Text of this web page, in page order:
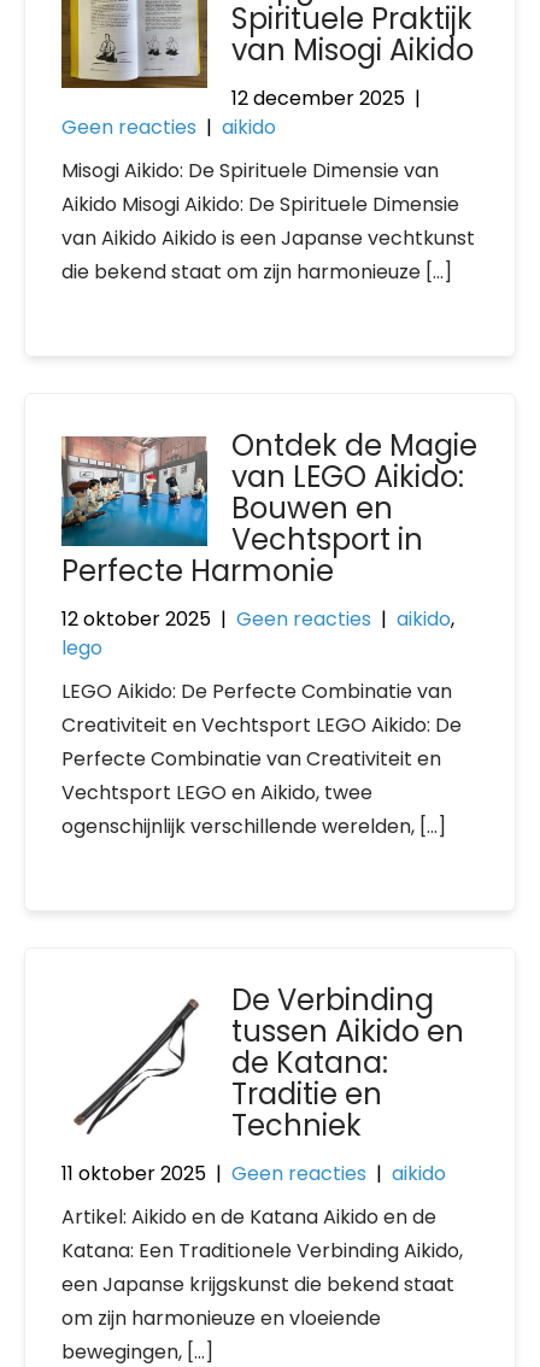
Spirituele Praktijk
van Misogi Aikido
12 december 2025 |
Geen reacties | aikido
Misogi Aikido: De Spirituele Dimensie van
Aikido Misogi Aikido: De Spirituele Dimensie
van Aikido Aikido is een Japanse vechtkunst
die bekend staat om zijn harmonieuze […]
Ontdek de Magie
van LEGO Aikido:
Bouwen en
Vechtsport in
Perfecte Harmonie
12 oktober 2025 | Geen reacties | aikido,
lego
LEGO Aikido: De Perfecte Combinatie van
Creativiteit en Vechtsport LEGO Aikido: De
Perfecte Combinatie van Creativiteit en
Vechtsport LEGO en Aikido, twee
ogenschijnlijk verschillende werelden, […]
De Verbinding
tussen Aikido en
de Katana:
Traditie en
Techniek
11 oktober 2025 | Geen reacties | aikido
Artikel: Aikido en de Katana Aikido en de
Katana: Een Traditionele Verbinding Aikido,
een Japanse krijgskunst die bekend staat
om zijn harmonieuze en vloeiende
bewegingen, […]